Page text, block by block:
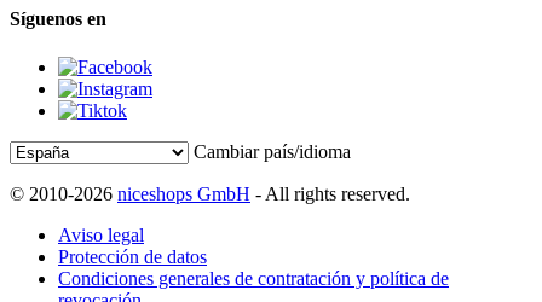
Síguenos en
Cambiar país/idioma
© 2010-2026 niceshops GmbH - All rights reserved.
Aviso legal
Protección de datos
Condiciones generales de contratación y política de